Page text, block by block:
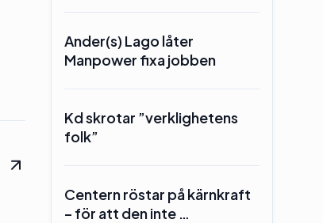
Ander(s) Lago låter
Manpower fixa jobben
Kd skrotar ”verklighetens
folk”
Centern röstar på kärnkraft
– för att den inte …